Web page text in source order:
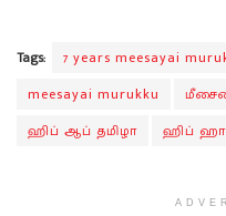
Tags: 7 years meesayai
meesayai murukku
ஹிப் ஆப் தமிழா
ஹிப்